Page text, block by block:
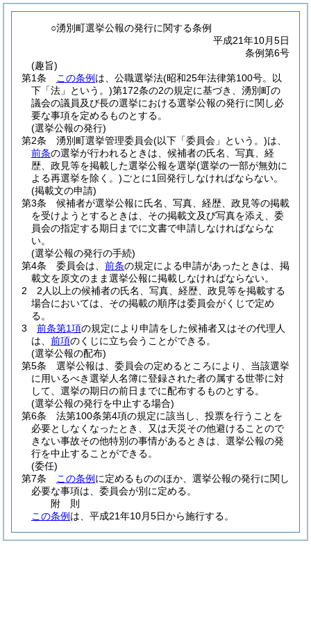
○湧別町選挙公報の発行に関する条例
平成21年10月5日
条例第6号
(趣旨)
第1条
この条例 は、公職選挙法(昭和25年法律第100号。以
下「法」という。)第172条の2の規定に基づき、湧別町の
議会の議員及び長の選挙における選挙公報の発行に関し必
要な事項を定めるものとする。
(選挙公報の発行)
第2条
湧別町選挙管理委員会(以下「委員会」という。)は、
前条の選挙が行われるときは、候補者の氏名、写真、経
歴、政見等を掲載した選挙公報を選挙(選挙の一部が無効に
よる再選挙を除く。)ごとに1回発行しなければならない。
(掲載文の申請)
第3条
候補者が選挙公報に氏名、写真、経歴、政見等の掲載
を受けようとするときは、その掲載文及び写真を添え、委
員会の指定する期日までに文書で申請しなければならな
い。
(選挙公報の発行の手続)
第4条
委員会は、 前条の規定による申請があったときは、掲
載文を原文のまま選挙公報に掲載しなければならない。
2
2人以上の候補者の氏名、写真、経歴、政見等を掲載する
場合においては、その掲載の順序は委員会がくじで定め
る。
3
前条第1項の規定により申請をした候補者又はその代理人
は、 前項のくじに立ち会うことができる。
(選挙公報の配布)
第5条
選挙公報は、委員会の定めるところにより、当該選挙
に用いるべき選挙人名簿に登録された者の属する世帯に対
して、選挙の期日の前日までに配布するものとする。
(選挙公報の発行を中止する場合)
第6条
法第100条第4項の規定に該当し、投票を行うことを
必要としなくなったとき、又は天災その他避けることので
きない事故その他特別の事情があるときは、選挙公報の発
行を中止することができる。
(委任)
第7条
この条例 に定めるもののほか、選挙公報の発行に関し
必要な事項は、委員会が別に定める。
附 則
この条例 は、平成21年10月5日から施行する。